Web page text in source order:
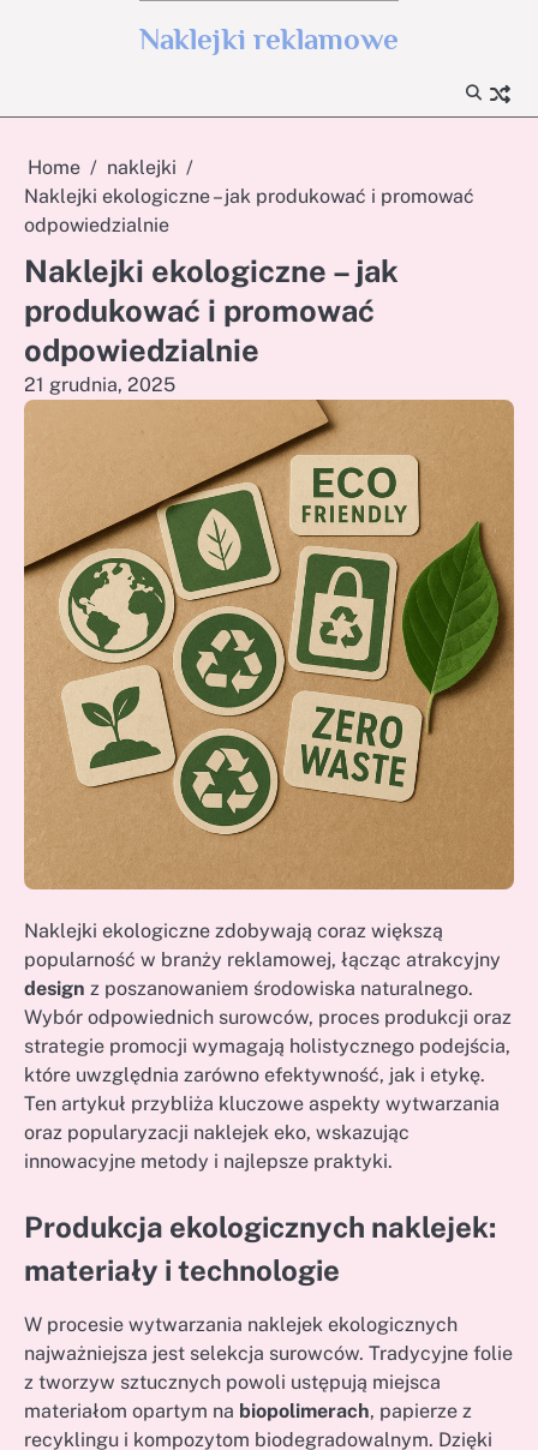
Naklejki reklamowe
Home
naklejki
Naklejki ekologiczne – jak produkować i promować
odpowiedzialnie
Naklejki ekologiczne – jak
produkować i promować
odpowiedzialnie
21 grudnia, 2025
Naklejki ekologiczne zdobywają coraz większą
popularność w branży reklamowej, łącząc atrakcyjny
design z poszanowaniem środowiska naturalnego.
Wybór odpowiednich surowców, proces produkcji oraz
strategie promocji wymagają holistycznego podejścia,
które uwzględnia zarówno efektywność, jak i etykę.
Ten artykuł przybliża kluczowe aspekty wytwarzania
oraz popularyzacji naklejek eko, wskazując
innowacyjne metody i najlepsze praktyki.
Produkcja ekologicznych naklejek:
materiały i technologie
W procesie wytwarzania naklejek ekologicznych
najważniejsza jest selekcja surowców. Tradycyjne folie
z tworzyw sztucznych powoli ustępują miejsca
materiałom opartym na biopolimerach, papierze z
recyklingu i kompozytom biodegradowalnym. Dzięki